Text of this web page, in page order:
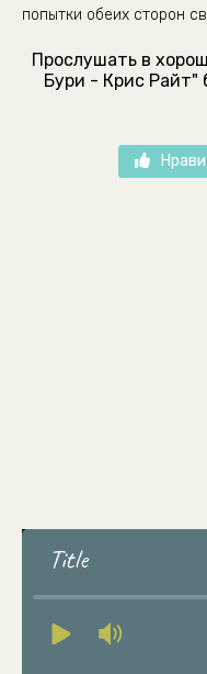
попытки обеих сторон
Прослушать в
Бури - Крис Райт"
Title